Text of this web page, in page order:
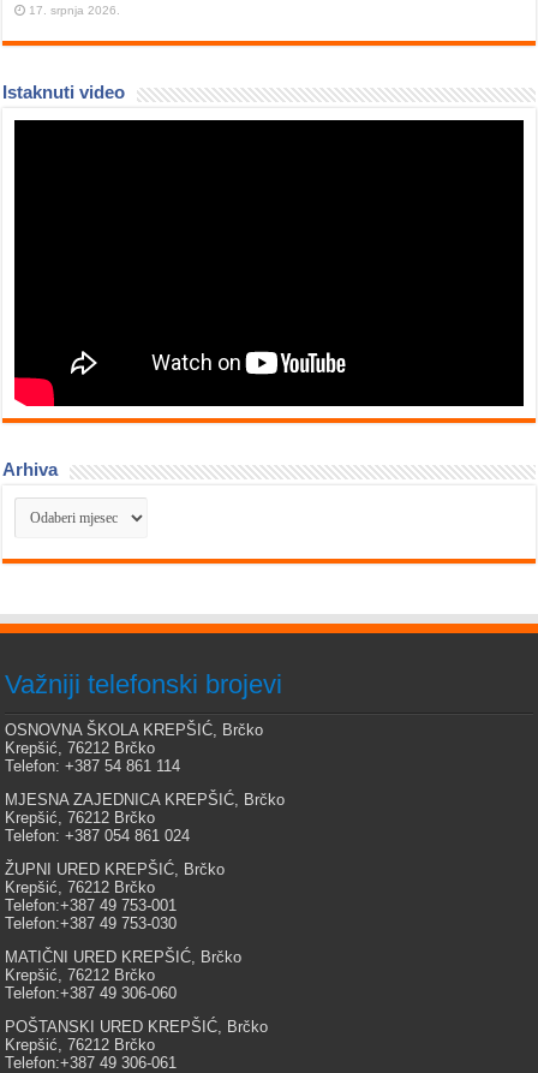
17. srpnja 2026.
Istaknuti video
Arhiva
Arhiva
Važniji telefonski brojevi
OSNOVNA ŠKOLA KREPŠIĆ, Brčko
Krepšić, 76212 Brčko
Telefon: +387 54 861 114
MJESNA ZAJEDNICA KREPŠIĆ, Brčko
Krepšić, 76212 Brčko
Telefon: +387 054 861 024
ŽUPNI URED KREPŠIĆ, Brčko
Krepšić, 76212 Brčko
Telefon:+387 49 753-001
Telefon:+387 49 753-030
MATIČNI URED KREPŠIĆ, Brčko
Krepšić, 76212 Brčko
Telefon:+387 49 306-060
POŠTANSKI URED KREPŠIĆ, Brčko
Krepšić, 76212 Brčko
Telefon:+387 49 306-061